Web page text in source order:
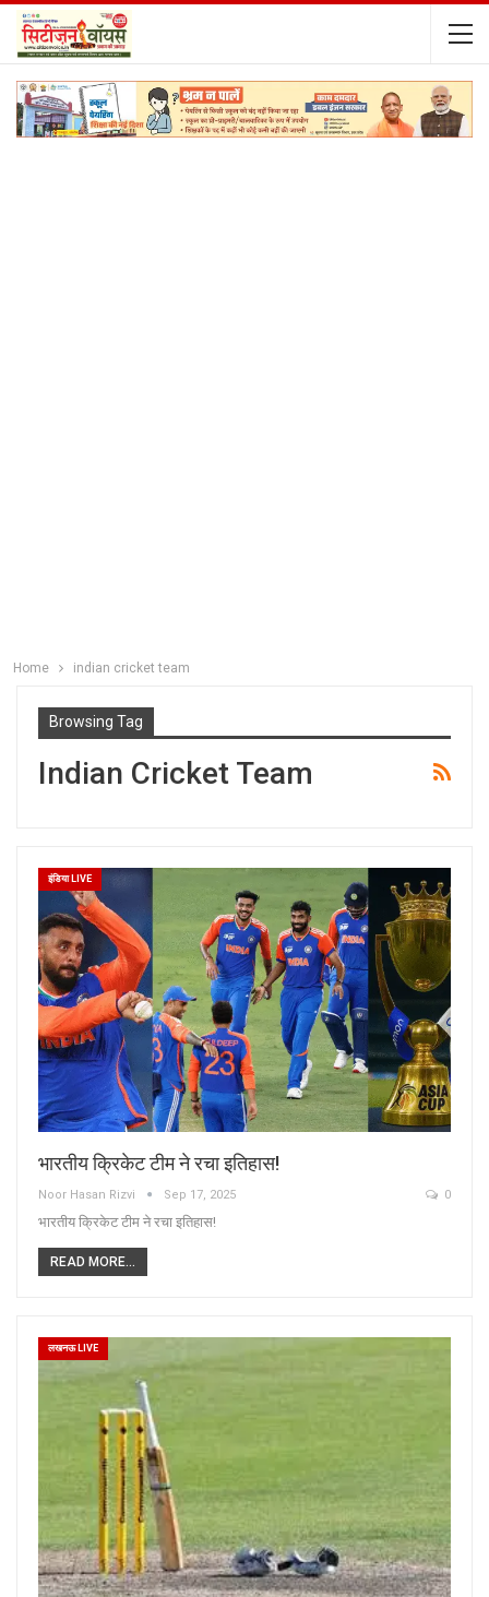
Home indian cricket team
Browsing Tag
Indian Cricket Team
इंडिया LIVE
भारतीय क्रिकेट टीम ने रचा इतिहास!
Noor Hasan Rizvi Sep 17, 2025 0
भारतीय क्रिकेट टीम ने रचा इतिहास!
READ MORE...
लखनऊ LIVE